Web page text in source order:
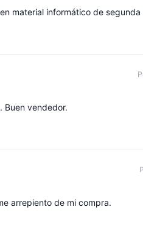
material informático de segunda
Buen vendedor.
arrepiento de mi compra.